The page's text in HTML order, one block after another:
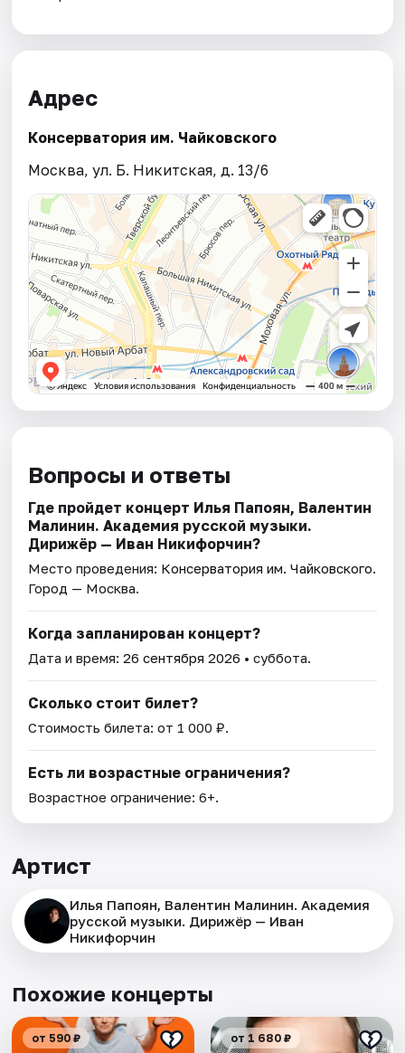
Адрес
Консерватория им. Чайковского
Москва, ул. Б. Никитская, д. 13/6
Вопросы и ответы
Где пройдет концерт Илья Папоян, Валентин
Малинин. Академия русской музыки.
Дирижёр — Иван Никифорчин?
Место проведения: Консерватория им. Чайковского.
Город — Москва.
Когда запланирован концерт?
Дата и время:26 сентября 2026 • суббота.
Сколько стоит билет?
Стоимость билета: от 1 000 ₽.
Есть ли возрастные ограничения?
Возрастное ограничение: 6+.
Артист
Илья Папоян, Валентин Малинин. Академия
русской музыки. Дирижёр — Иван
Никифорчин
Похожие концерты
от 590 ₽ от 1 680 ₽